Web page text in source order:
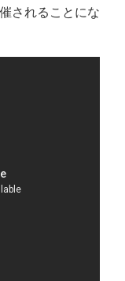
されることにな